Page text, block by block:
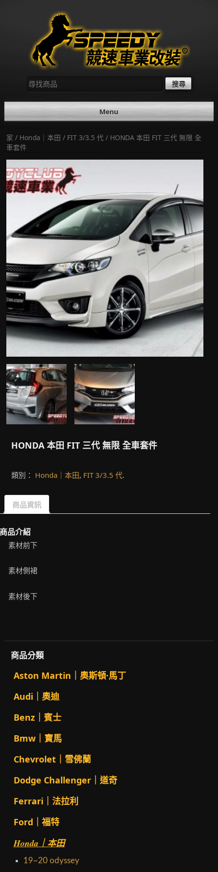
尋
找：
Menu
家 / Honda｜本田 / FIT 3/3.5 代/ HONDA 本田 FIT 三代 無限 全
車套件
HONDA 本田 FIT 三代 無限 全車套件
類別： Honda｜本田, FIT 3/3.5 代.
商品資訊
品介紹
素材前下
素材側裙
素材後下
商品分類
Aston Martin｜奧斯頓·馬丁
Audi｜奧迪
Benz｜賓士
Bmw｜寶馬
Chevrolet｜雪佛蘭
Dodge Challenger｜道奇
Ferrari｜法拉利
Ford｜福特
Honda｜本田
19~20 odyssey